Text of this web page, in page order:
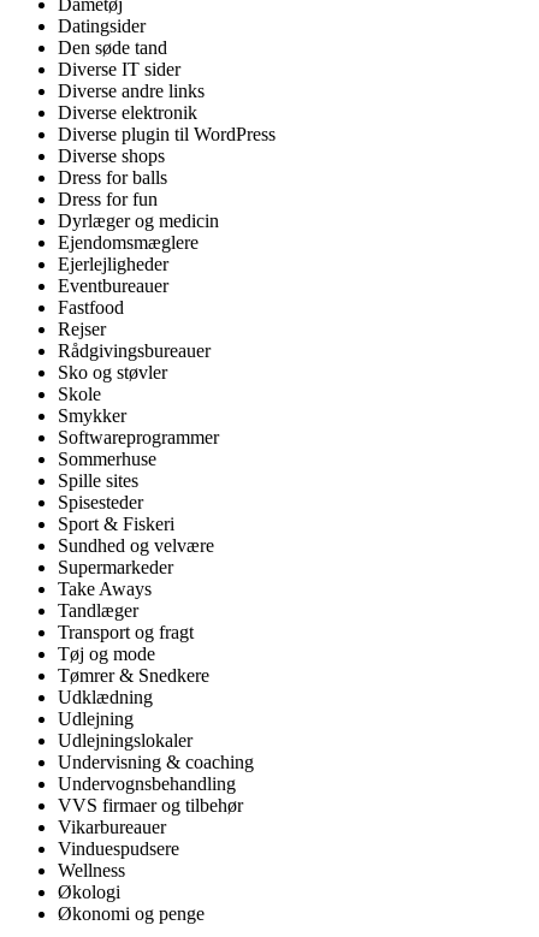
Dametøj
Datingsider
Den søde tand
Diverse IT sider
Diverse andre links
Diverse elektronik
Diverse plugin til WordPress
Diverse shops
Dress for balls
Dress for fun
Dyrlæger og medicin
Ejendomsmæglere
Ejerlejligheder
Eventbureauer
Fastfood
Rejser
Rådgivingsbureauer
Sko og støvler
Skole
Smykker
Softwareprogrammer
Sommerhuse
Spille sites
Spisesteder
Sport & Fiskeri
Sundhed og velvære
Supermarkeder
Take Aways
Tandlæger
Transport og fragt
Tøj og mode
Tømrer & Snedkere
Udklædning
Udlejning
Udlejningslokaler
Undervisning & coaching
Undervognsbehandling
VVS firmaer og tilbehør
Vikarbureauer
Vinduespudsere
Wellness
Økologi
Økonomi og penge